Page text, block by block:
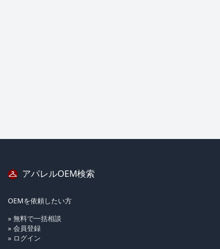
アパレルOEM検索
OEMを依頼したい方
» 無料で一括相談
» 会員登録
» ログイン